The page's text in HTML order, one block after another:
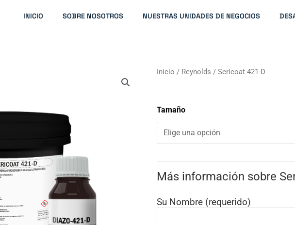
INICIO SOBRE NOSOTROS NUESTRAS UNIDADES DE NEGOCIOS
Inicio / Reynolds / Sericoat 421-D
Tamaño
Más información sobre
Su Nombre (requerido)